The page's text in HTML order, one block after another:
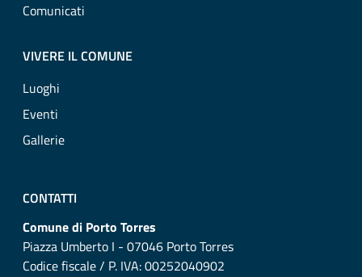
Comunicati
VIVERE IL COMUNE
Luoghi
Eventi
Gallerie
CONTATTI
Comune di Porto Torres
Piazza Umberto I - 07046 Porto Torres
Codice fiscale / P. IVA: 00252040902